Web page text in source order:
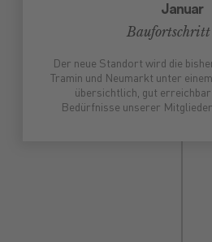
Januar
Baufortschritt
Der neue Standort wird die
Tramin und Neumarkt unter
übersichtlich, gut erreichbar
Bedürfnisse unserer